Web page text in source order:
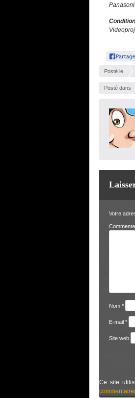
Posté le
Posté dans
Votre
Nom *
E-mail *
Site web
Ce site